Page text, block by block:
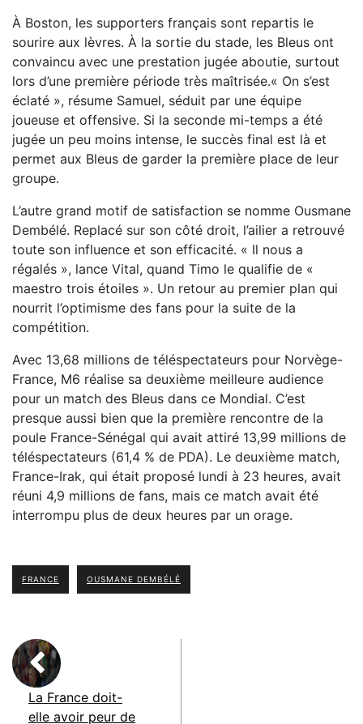
À Boston, les supporters français sont repartis le
sourire aux lèvres. À la sortie du stade, les Bleus ont
convaincu avec une prestation jugée aboutie, surtout
lors d’une première période très maîtrisée.« On s’est
éclaté », résume Samuel, séduit par une équipe
joueuse et offensive. Si la seconde mi-temps a été
jugée un peu moins intense, le succès final est là et
permet aux Bleus de garder la première place de leur
groupe.
L’autre grand motif de satisfaction se nomme Ousmane
Dembélé. Replacé sur son côté droit, l’ailier a retrouvé
toute son influence et son efficacité. « Il nous a
régalés », lance Vital, quand Timo le qualifie de «
maestro trois étoiles ». Un retour au premier plan qui
nourrit l’optimisme des fans pour la suite de la
compétition.
Avec 13,68 millions de téléspectateurs pour Norvège-
France, M6 réalise sa deuxième meilleure audience
pour un match des Bleus dans ce Mondial. C’est
presque aussi bien que la première rencontre de la
poule France-Sénégal qui avait attiré 13,99 millions de
téléspectateurs (61,4 % de PDA). Le deuxième match,
France-Irak, qui était proposé lundi à 23 heures, avait
réuni 4,9 millions de fans, mais ce match avait été
interrompu plus de deux heures par un orage.
FRANCE OUSMANE DEMBÉLÉ
La France doit-
elle avoir peur de